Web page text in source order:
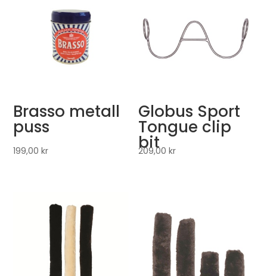
Brasso metall
puss
199,00kr
Globus Sport
Tongue clip
bit
209,00kr